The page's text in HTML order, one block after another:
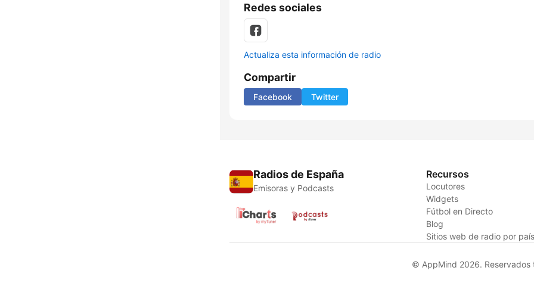
Redes sociales
Actualiza esta información de radio
Compartir
Facebook Twitter
Radios de España
Emisoras y Podcasts
Recursos
Locutores
Widgets
Fútbol en Directo
Blog
Sitios web de radio por
© AppMind 2026. Reservados